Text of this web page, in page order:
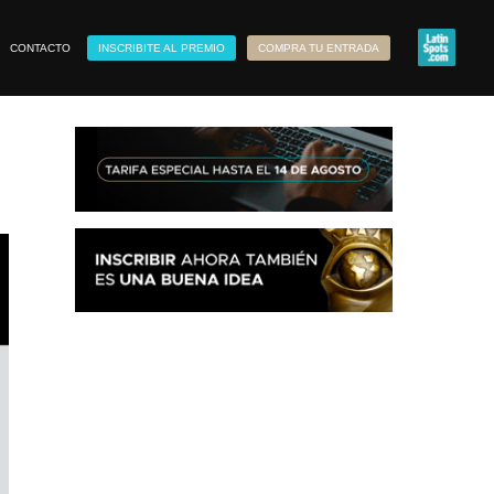
CONTACTO INSCRIBITE AL PREMIO COMPRA TU ENTRADA